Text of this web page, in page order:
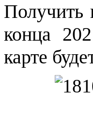
Получить
конца
карте